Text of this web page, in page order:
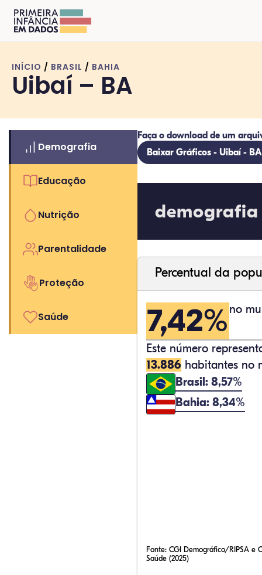
INÍCIO / BRASIL / BAHIA
Uibaí – BA
Demografia
Educação
Nutrição
Parentalidade
Proteção
Saúde
Faça o download de um
Baixar Gráficos - Uibaí - BA
demografia
Percentual da
7,42% no
Este número
13.886 habitantes no
Brasil: 8,57%
Bahia: 8,34%
Fonte: CGI Demográfico/RIPSA e
Saúde (2025)